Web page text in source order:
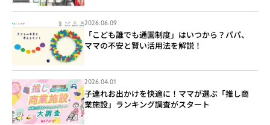
2026.06.09
「こども誰でも通園制度」はいつから？パパ、
ママの不安と賢い活用法を解説！
2026.04.01
子連れお出かけを快適に！ママが選ぶ「推し商
業施設」ランキング調査がスタート